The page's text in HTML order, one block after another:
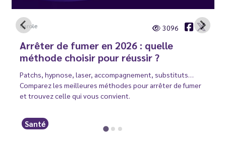
Carole 3096
Arrêter de fumer en 2026 : quelle
méthode choisir pour réussir ?
Patchs, hypnose, laser, accompagnement, substituts…
Comparez les meilleures méthodes pour arrêter de fumer
et trouvez celle qui vous convient.
Santé